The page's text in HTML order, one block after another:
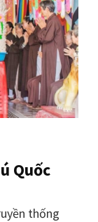
Quốc
thống